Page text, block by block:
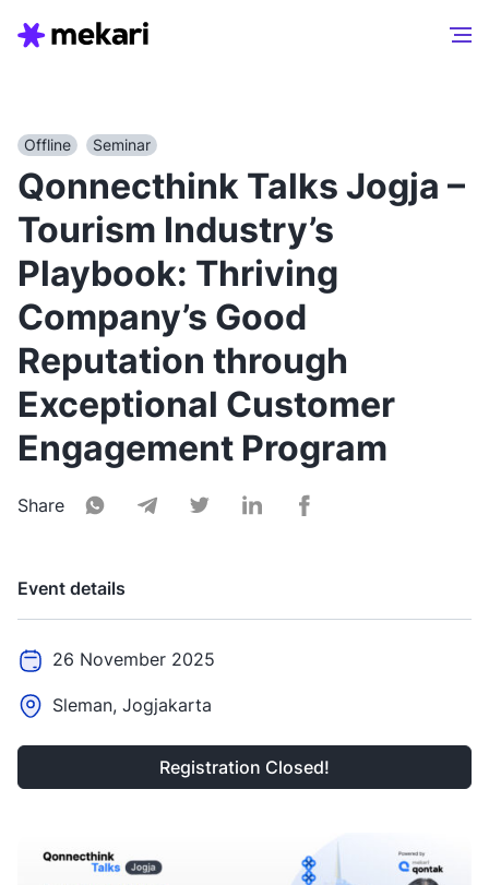
Offline Seminar
Qonnecthink Talks Jogja –
Tourism Industry’s
Playbook: Thriving
Company’s Good
Reputation through
Exceptional Customer
Engagement Program
Share
Event details
26 November 2025
Sleman, Jogjakarta
Registration Closed!